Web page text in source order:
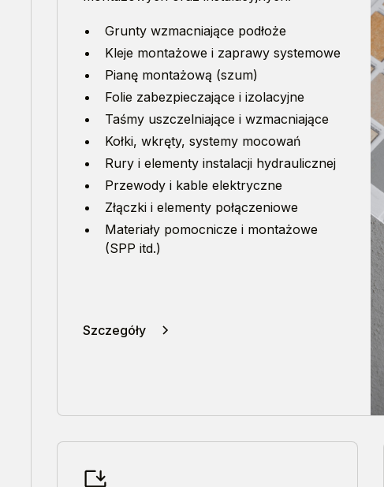
Grunty wzmacniające podłoże
Kleje montażowe i zaprawy systemowe
Pianę montażową (szum)
Folie zabezpieczające i izolacyjne
Taśmy uszczelniające i wzmacniające
Kołki, wkręty, systemy mocowań
Rury i elementy instalacji hydraulicznej
Przewody i kable elektryczne
Złączki i elementy połączeniowe
Materiały pomocnicze i montażowe
(SPP itd.)
Szczegóły